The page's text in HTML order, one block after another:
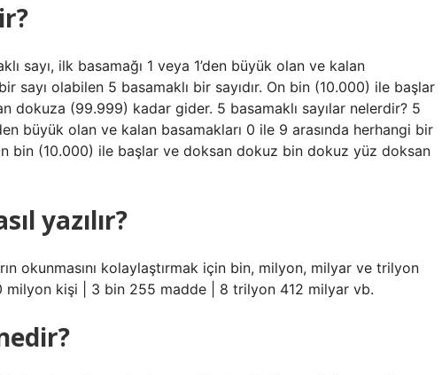
sayı, ilk basamağı 1 veya 1’den büyük olan ve kalan
sayı olabilen 5 basamaklı bir sayıdır. On bin (10.000) ile başlar
dokuza (99.999) kadar gider. 5 basamaklı sayılar nelerdir? 5
büyük olan ve kalan basamakları 0 ile 9 arasında herhangi bir
bin (10.000) ile başlar ve doksan dokuz bin dokuz yüz doksan
yazılır?
okunmasını kolaylaştırmak için bin, milyon, milyar ve trilyon
milyon kişi | 3 bin 255 madde | 8 trilyon 412 milyar vb.